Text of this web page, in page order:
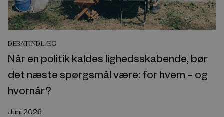
DEBATINDLÆG
Når en politik kaldes lighedsskabende, bør
det næste spørgsmål være: for hvem – og
hvornår?
Juni 2026